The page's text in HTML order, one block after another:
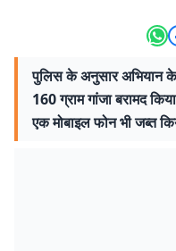
पुलिस के अनुसार अभियान के
160 ग्राम गांजा बरामद
एक मोबाइल फोन भी जब्त